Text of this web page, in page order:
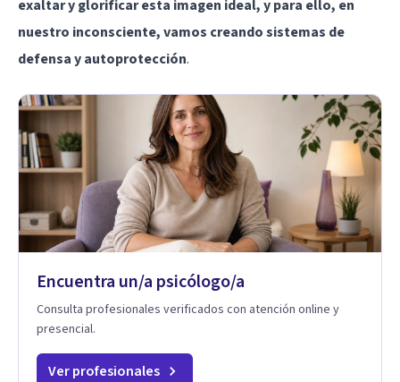
exaltar y glorificar esta imagen ideal, y para ello, en
nuestro inconsciente, vamos creando sistemas de
defensa y autoprotección.
Encuentra un/a psicólogo/a
Consulta profesionales verificados con atención online y
presencial.
Ver profesionales